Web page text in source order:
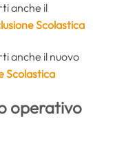
anche il
Scolastica
anche il nuovo
Scolastica
operativo